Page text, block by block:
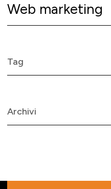
Web marketing
Tag
Archivi